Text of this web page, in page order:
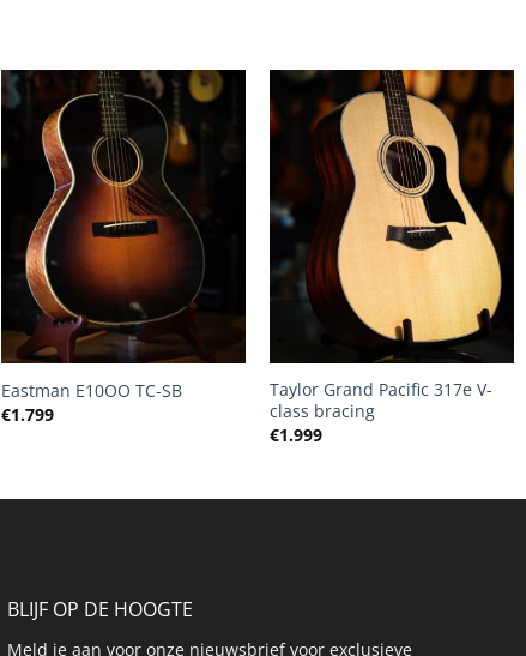
+
Eastman E10OO TC-SB
€1.799
Taylor Grand Pacific 317e V-
class bracing
€1.999
BLIJF OP DE HOOGTE
Meld je aan voor onze nieuwsbrief voor exclusieve